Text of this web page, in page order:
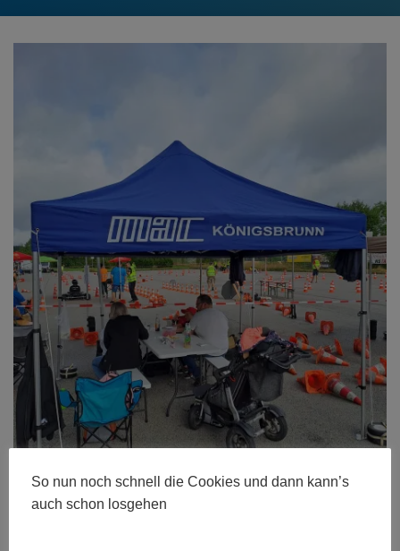
So nun noch schnell die Cookies und dann kann’s
auch schon losgehen